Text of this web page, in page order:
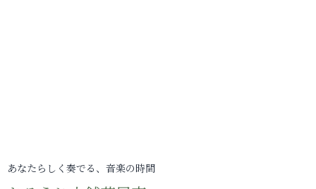
あなたらしく奏でる、音楽の時間